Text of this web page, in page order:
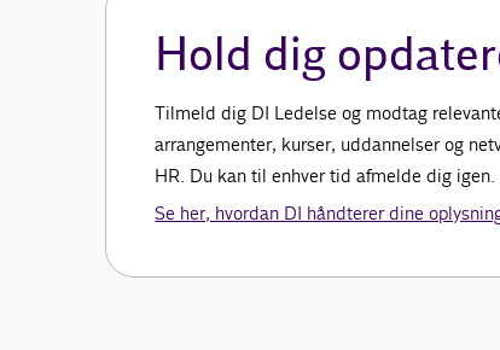
Hold dig
Tilmeld dig DI Ledelse og modtag
arrangementer, kurser, uddannelser og
HR. Du kan til enhver tid afmelde dig igen.
Se her, hvordan DI håndterer dine